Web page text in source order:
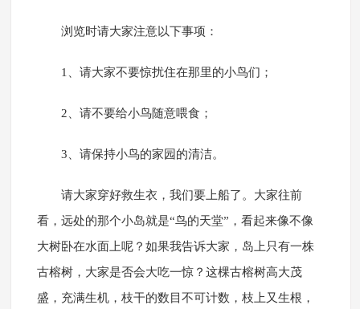
浏览时请大家注意以下事项：
1、请大家不要惊扰住在那里的小鸟们；
2、请不要给小鸟随意喂食；
3、请保持小鸟的家园的清洁。
请大家穿好救生衣，我们要上船了。大家往前
看，远处的那个小岛就是“鸟的天堂”，看起来像不像
大树卧在水面上呢？如果我告诉大家，岛上只有一株
古榕树，大家是否会大吃一惊？这棵古榕树高大茂
盛，充满生机，枝干的数目不可计数，枝上又生根，